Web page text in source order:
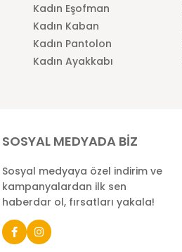
Kadın Eşofman
Kadın Kaban
Kadın Pantolon
Kadın Ayakkabı
SOSYAL MEDYADA BİZ
Sosyal medyaya özel indirim ve
kampanyalardan ilk sen
haberdar ol, fırsatları yakala!